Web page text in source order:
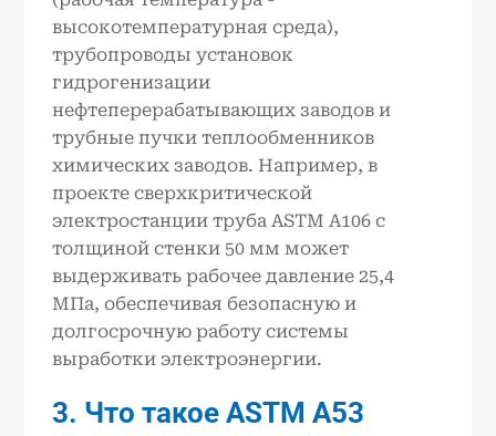
высокотемпературная среда),
трубопроводы установок
гидрогенизации
нефтеперерабатывающих заводов и
трубные пучки теплообменников
химических заводов. Например, в
проекте сверхкритической
электростанции труба ASTM A106 с
толщиной стенки 50 мм может
выдерживать рабочее давление 25,4
МПа, обеспечивая безопасную и
долгосрочную работу системы
выработки электроэнергии.
3. Что такоеASTM A53